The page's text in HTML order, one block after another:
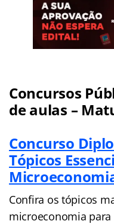
Concursos
de aulas –
Concurso
Tópicos
Confira os tópicos
microeconomia